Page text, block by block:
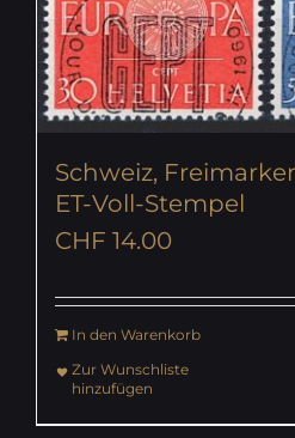
Schweiz,
ET-Voll-Stempel
CHF 14.00
In den Warenkorb
Zur Wunschliste
hinzufügen